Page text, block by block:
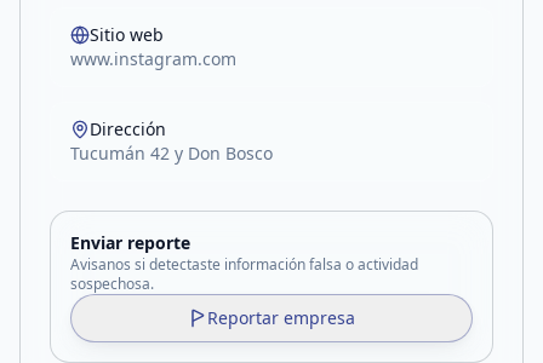
Sitio web
www.instagram.com
Dirección
Tucumán 42 y Don Bosco
Enviar reporte
Avisanos si detectaste información falsa o actividad
sospechosa.
Reportar empresa